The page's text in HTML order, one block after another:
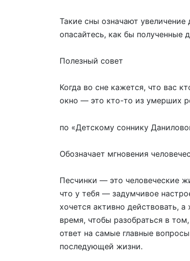
Такие сны означают
опасайтесь, как бы полученные
Полезный совет
Когда во сне кажется, что вас
окно — это кто-то из умерших
по «Детскому соннику
Обозначает мгновения
Песчинки — это человеческие
что у тебя — задумчивое
хочется активно действовать,
время, чтобы разобраться в
ответ на самые главные
последующей жизни.